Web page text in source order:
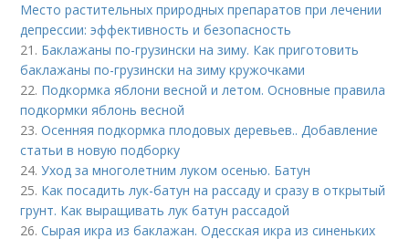
Место растительных природных препаратов при лечении
депрессии: эффективность и безопасность
21. Баклажаны по-грузински на зиму. Как приготовить
баклажаны по-грузински на зиму кружочками
22. Подкормка яблони весной и летом. Основные правила
подкормки яблонь весной
23.Осенняя подкормка плодовых деревьев.. Добавление
статьи в новую подборку
24.Уход за многолетним луком осенью. Батун
25. Как посадить лук-батун на рассаду и сразу в открытый
грунт. Как выращивать лук батун рассадой
26.Сырая икра из баклажан. Одесская икра из синеньких